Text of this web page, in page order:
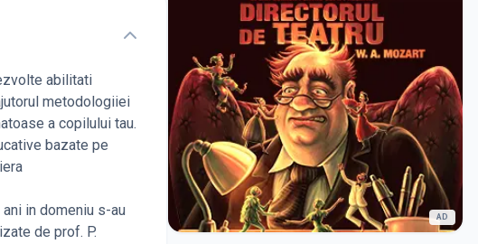
abilitati
metodologiiei
a copilului tau.
bazate pe
in domeniu s-au
de prof. P.
AD